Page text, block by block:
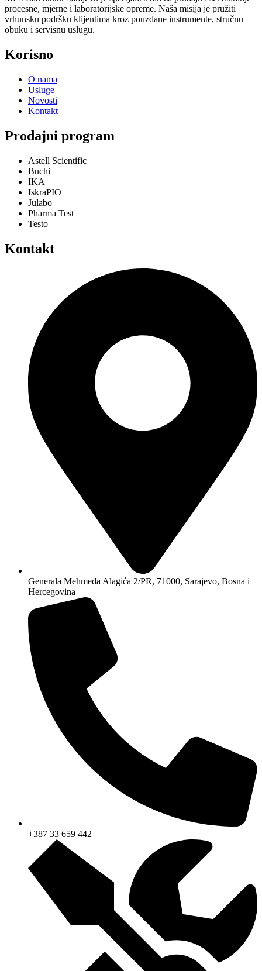
procesne, mjerne i laboratorijske opreme. Naša misija je pružiti
vrhunsku podršku klijentima kroz pouzdane instrumente, stručnu
obuku i servisnu uslugu.
Korisno
O nama
Usluge
Novosti
Kontakt
Prodajni program
Astell Scientific
Buchi
IKA
IskraPIO
Julabo
Pharma Test
Testo
Kontakt
Generala Mehmeda Alagića 2/PR, 71000, Sarajevo, Bosna i
Hercegovina
+387 33 659 442